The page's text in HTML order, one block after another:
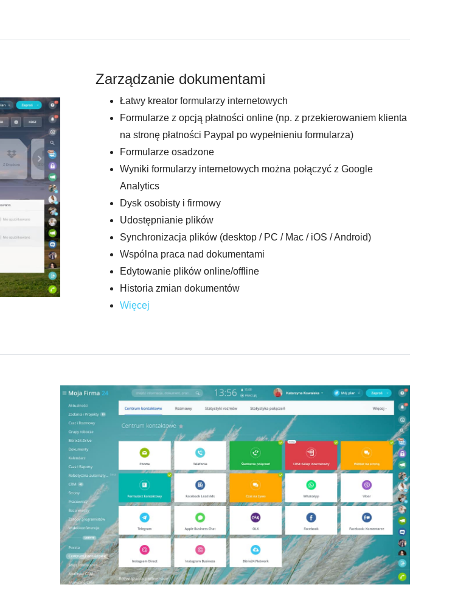
Zarządzanie dokumentami
Łatwy kreator formularzy internetowych
Formularze z opcją płatności online (np. z przekierowaniem klienta
na stronę płatności Paypal po wypełnieniu formularza)
Formularze osadzone
Wyniki formularzy internetowych można połączyć z Google
Analytics
Dysk osobisty i firmowy
Udostępnianie plików
Synchronizacja plików (desktop / PC / Mac / iOS / Android)
Wspólna praca nad dokumentami
Edytowanie plików online/offline
Historia zmian dokumentów
Więcej